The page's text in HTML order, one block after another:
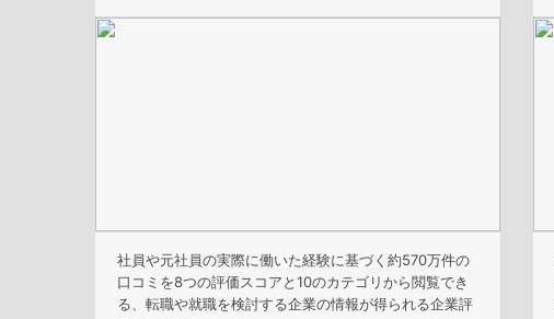
社員や元社員の実際に働いた経験に基づく約570万件の
口コミを8つの評価スコアと10のカテゴリから閲覧でき
る、転職や就職を検討する企業の情報が得られる企業評